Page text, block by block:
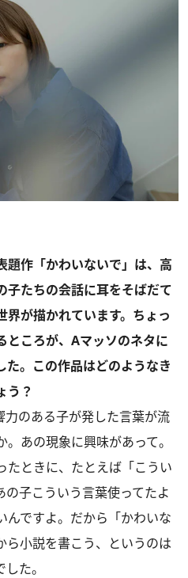
作「かわいないで」は、高
子たちの会話に耳をそばだて
が描かれています。ちょっ
ところが、Aマッソのネタに
た。この作品はどのようなき
う？
のある子が発した言葉が流
あの現象に興味があって。
たときに、たとえば「こうい
子こういう言葉使ってたよ
んですよ。だから「かわいな
ら小説を書こう、というのは
た。